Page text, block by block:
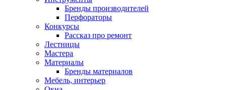
Бренды производителей
Перфораторы
Конкурсы
Рассказ про ремонт
Лестницы
Мастера
Материалы
Бренды материалов
Мебель, интерьер